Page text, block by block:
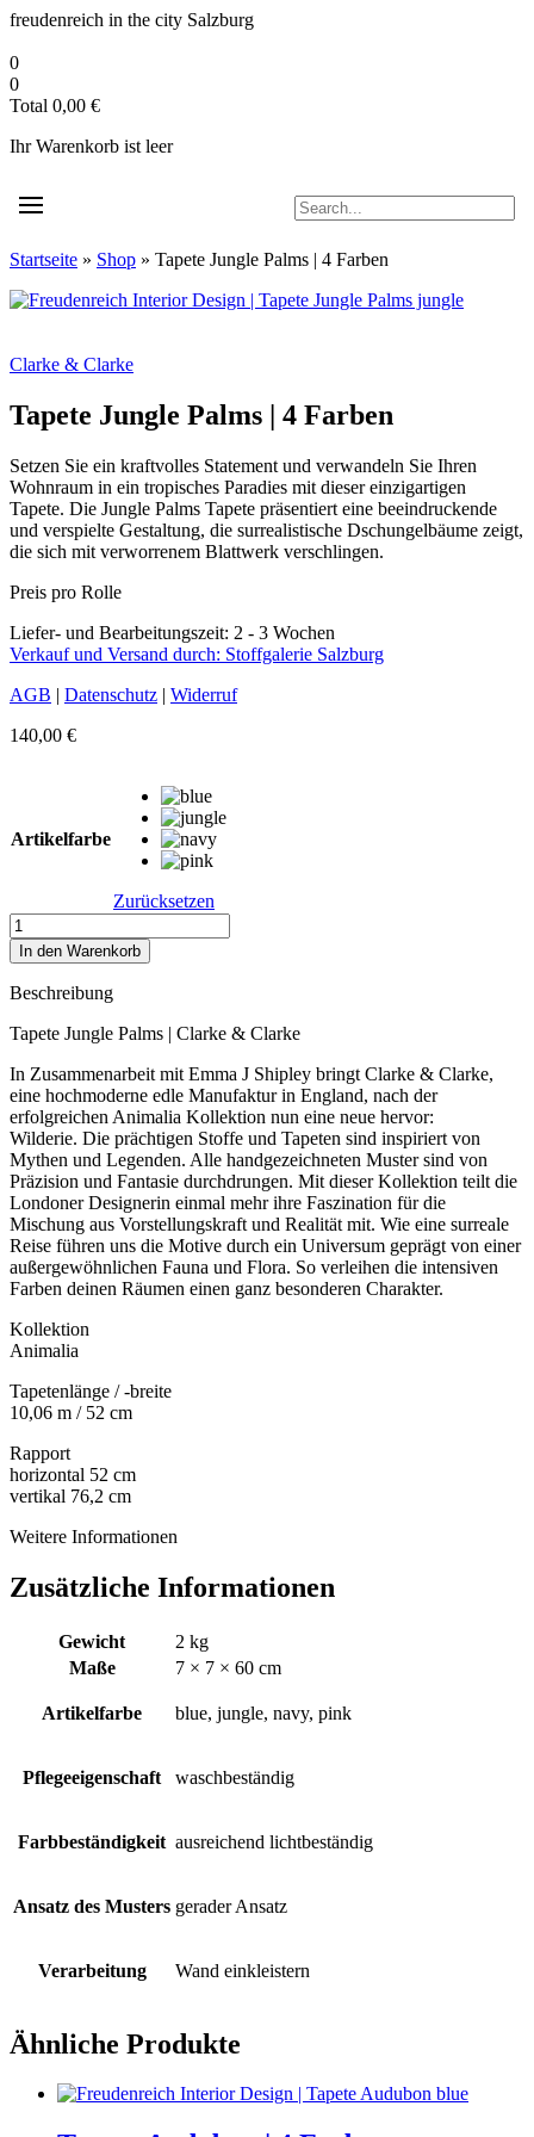
Zum
springen
freudenreich in the city Salzburg
0
0
Total 0,00 €
Ihr Warenkorb ist leer
Startseite » Shop » Tapete Jungle Palms | 4 Farben
Clarke & Clarke
Tapete Jungle Palms | 4 Farben
Setzen Sie ein kraftvolles Statement und verwandeln Sie Ihren
Wohnraum in ein tropisches Paradies mit dieser einzigartigen
Tapete. Die Jungle Palms Tapete präsentiert eine beeindruckende
und verspielte Gestaltung, die surrealistische Dschungelbäume zeigt,
die sich mit verworrenem Blattwerk verschlingen.
Preis pro Rolle
Liefer- und Bearbeitungszeit: 2 - 3 Wochen
Verkauf und Versand durch: Stoffgalerie Salzburg
AGB | Datenschutz | Widerruf
140,00 €
Artikelfarbe
Zurücksetzen
Tapete
Jungle
Palms
|
Farben
In den Warenkorb
Beschreibung
Tapete Jungle Palms | Clarke & Clarke
In Zusammenarbeit mit Emma J Shipley bringt Clarke & Clarke,
eine hochmoderne edle Manufaktur in England, nach der
erfolgreichen Animalia Kollektion nun eine neue hervor:
Wilderie. Die prächtigen Stoffe und Tapeten sind inspiriert von
Mythen und Legenden. Alle handgezeichneten Muster sind von
Präzision und Fantasie durchdrungen. Mit dieser Kollektion teilt die
Londoner Designerin einmal mehr ihre Faszination für die
Mischung aus Vorstellungskraft und Realität mit. Wie eine surreale
Reise führen uns die Motive durch ein Universum geprägt von einer
außergewöhnlichen Fauna und Flora. So verleihen die intensiven
Farben deinen Räumen einen ganz besonderen Charakter.
Kollektion
Animalia
Tapetenlänge / -breite
10,06 m / 52 cm
Rapport
horizontal 52 cm
vertikal 76,2 cm
Weitere Informationen
Zusätzliche Informationen
Gewicht
2 kg
Maße
7 × 7 × 60 cm
Artikelfarbe blue, jungle, navy, pink
Pflegeeigenschaft waschbeständig
Farbbeständigkeit ausreichend lichtbeständig
Ansatz des Musters gerader Ansatz
Verarbeitung Wand einkleistern
Ähnliche Produkte